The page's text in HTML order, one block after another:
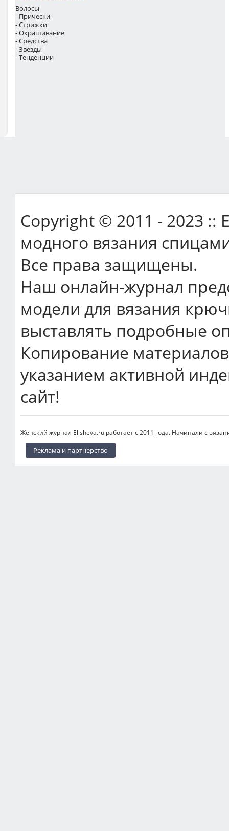
Волосы
- Прически
- Стрижки
- Окрашивание
- Средства
- Звезды
- Тенденции
Copyright © 2011 - 2023 ::
модного вязания
Все права защищены.
Наш онлайн-журнал
модели для вязания
выставлять подробные
Копирование
указанием активной
сайт!
Женский журнал Elisheva.ru работает с 2011 года. Начинали с
Реклама и партнерство